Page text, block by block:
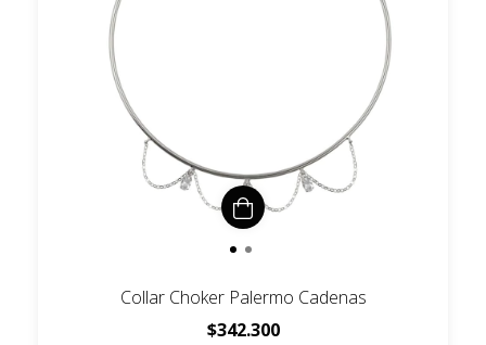
Collar Choker Palermo Cadenas
$342.300